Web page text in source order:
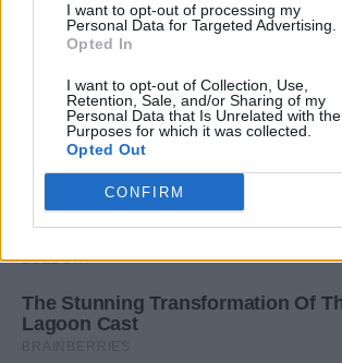
I want to opt-out of processing my
Personal Data for Targeted Advertising.
Opted In
I want to opt-out of Collection, Use,
Retention, Sale, and/or Sharing of my
Personal Data that Is Unrelated with the
Purposes for which it was collected.
Opted Out
CONFIRM